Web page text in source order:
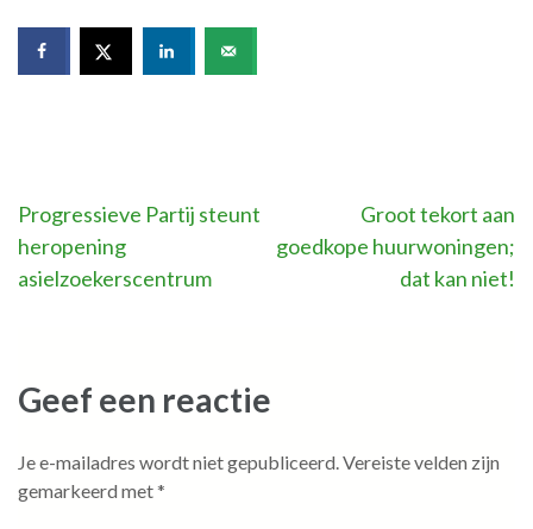
Bericht
navigatie
Progressieve Partij steunt
heropening
asielzoekerscentrum
Groot tekort aan
goedkope huurwoningen;
dat kan niet!
Geef een reactie
Je e-mailadres wordt niet gepubliceerd.Vereiste velden zijn
gemarkeerd met*